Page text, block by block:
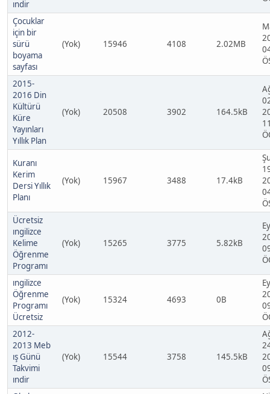
ındir
Çocuklar
için bir
sürü
boyama
sayfası
(Yok) 15946 4108 2.02MB
2015-
2016 Din
Kültürü
Küre
Yayınları
Yıllık Plan
(Yok) 20508 3902 164.5kB
Kuranı
Kerim
Dersi Yıllık
Planı
(Yok) 15967 3488 17.4kB
Ücretsiz
ıngilizce
Kelime
Öğrenme
Programı
(Yok) 15265 3775 5.82kB
ıngilizce
Öğrenme
Programı
Ücretsiz
(Yok) 15324 4693 0B
2012-
2013 Meb
ış Günü
Takvimi
ındir
(Yok) 15544 3758 145.5kB